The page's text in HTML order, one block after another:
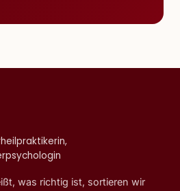
was richtig ist, sortieren wir